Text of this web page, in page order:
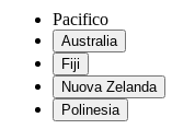
Pacifico
Australia
Fiji
Nuova Zelanda
Polinesia